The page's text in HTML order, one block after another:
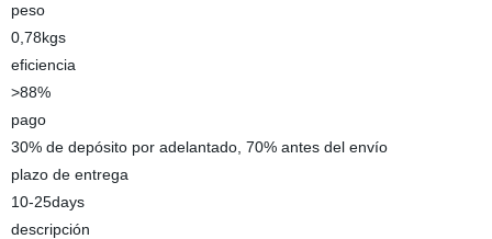
peso
0,78kgs
eficiencia
>88%
pago
30% de depósito por adelantado, 70% antes del envío
plazo de entrega
10-25days
descripción